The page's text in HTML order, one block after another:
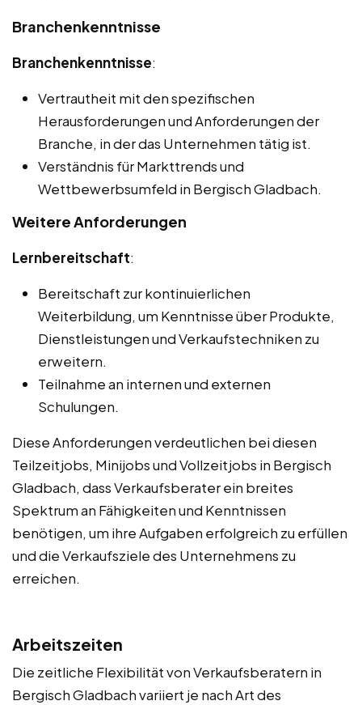
Branchenkenntnisse
Branchenkenntnisse:
Vertrautheit mit den spezifischen
Herausforderungen und Anforderungen der
Branche, in der das Unternehmen tätig ist.
Verständnis für Markttrends und
Wettbewerbsumfeld in Bergisch Gladbach.
Weitere Anforderungen
Lernbereitschaft:
Bereitschaft zur kontinuierlichen
Weiterbildung, um Kenntnisse über Produkte,
Dienstleistungen und Verkaufstechniken zu
erweitern.
Teilnahme an internen und externen
Schulungen.
Diese Anforderungen verdeutlichen bei diesen
Teilzeitjobs, Minijobs und Vollzeitjobs in Bergisch
Gladbach, dass Verkaufsberater ein breites
Spektrum an Fähigkeiten und Kenntnissen
benötigen, um ihre Aufgaben erfolgreich zu erfüllen
und die Verkaufsziele des Unternehmens zu
erreichen.
Arbeitszeiten
Die zeitliche Flexibilität von Verkaufsberatern in
Bergisch Gladbach variiert je nach Art des